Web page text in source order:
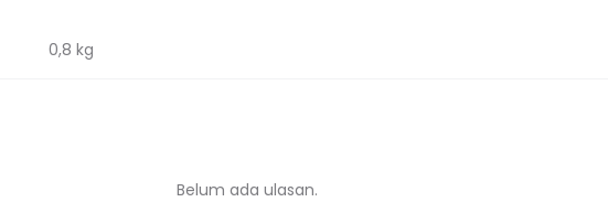
0,8 kg
Belum ada ulasan.